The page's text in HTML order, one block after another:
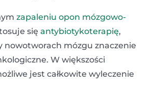
zapaleniu opon mózgowo-
się antybiotykoterapię,
nowotworach mózgu znaczenie
W większości
jest całkowite wyleczenie